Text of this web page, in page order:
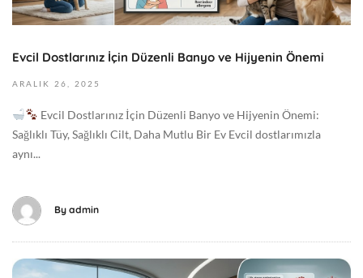
4
0
0
0
G
e
2
0
6
2
2
5
-
2
-
6
Evcil Dostlarınız İçin Düzenli Banyo ve Hijyenin Önemi
ARALIK 26, 2025
Evcil Dostlarınız İçin Düzenli Banyo ve Hijyenin Önemi:
Sağlıklı Tüy, Sağlıklı Cilt, Daha Mutlu Bir Ev Evcil dostlarımızla
aynı...
By admin
M